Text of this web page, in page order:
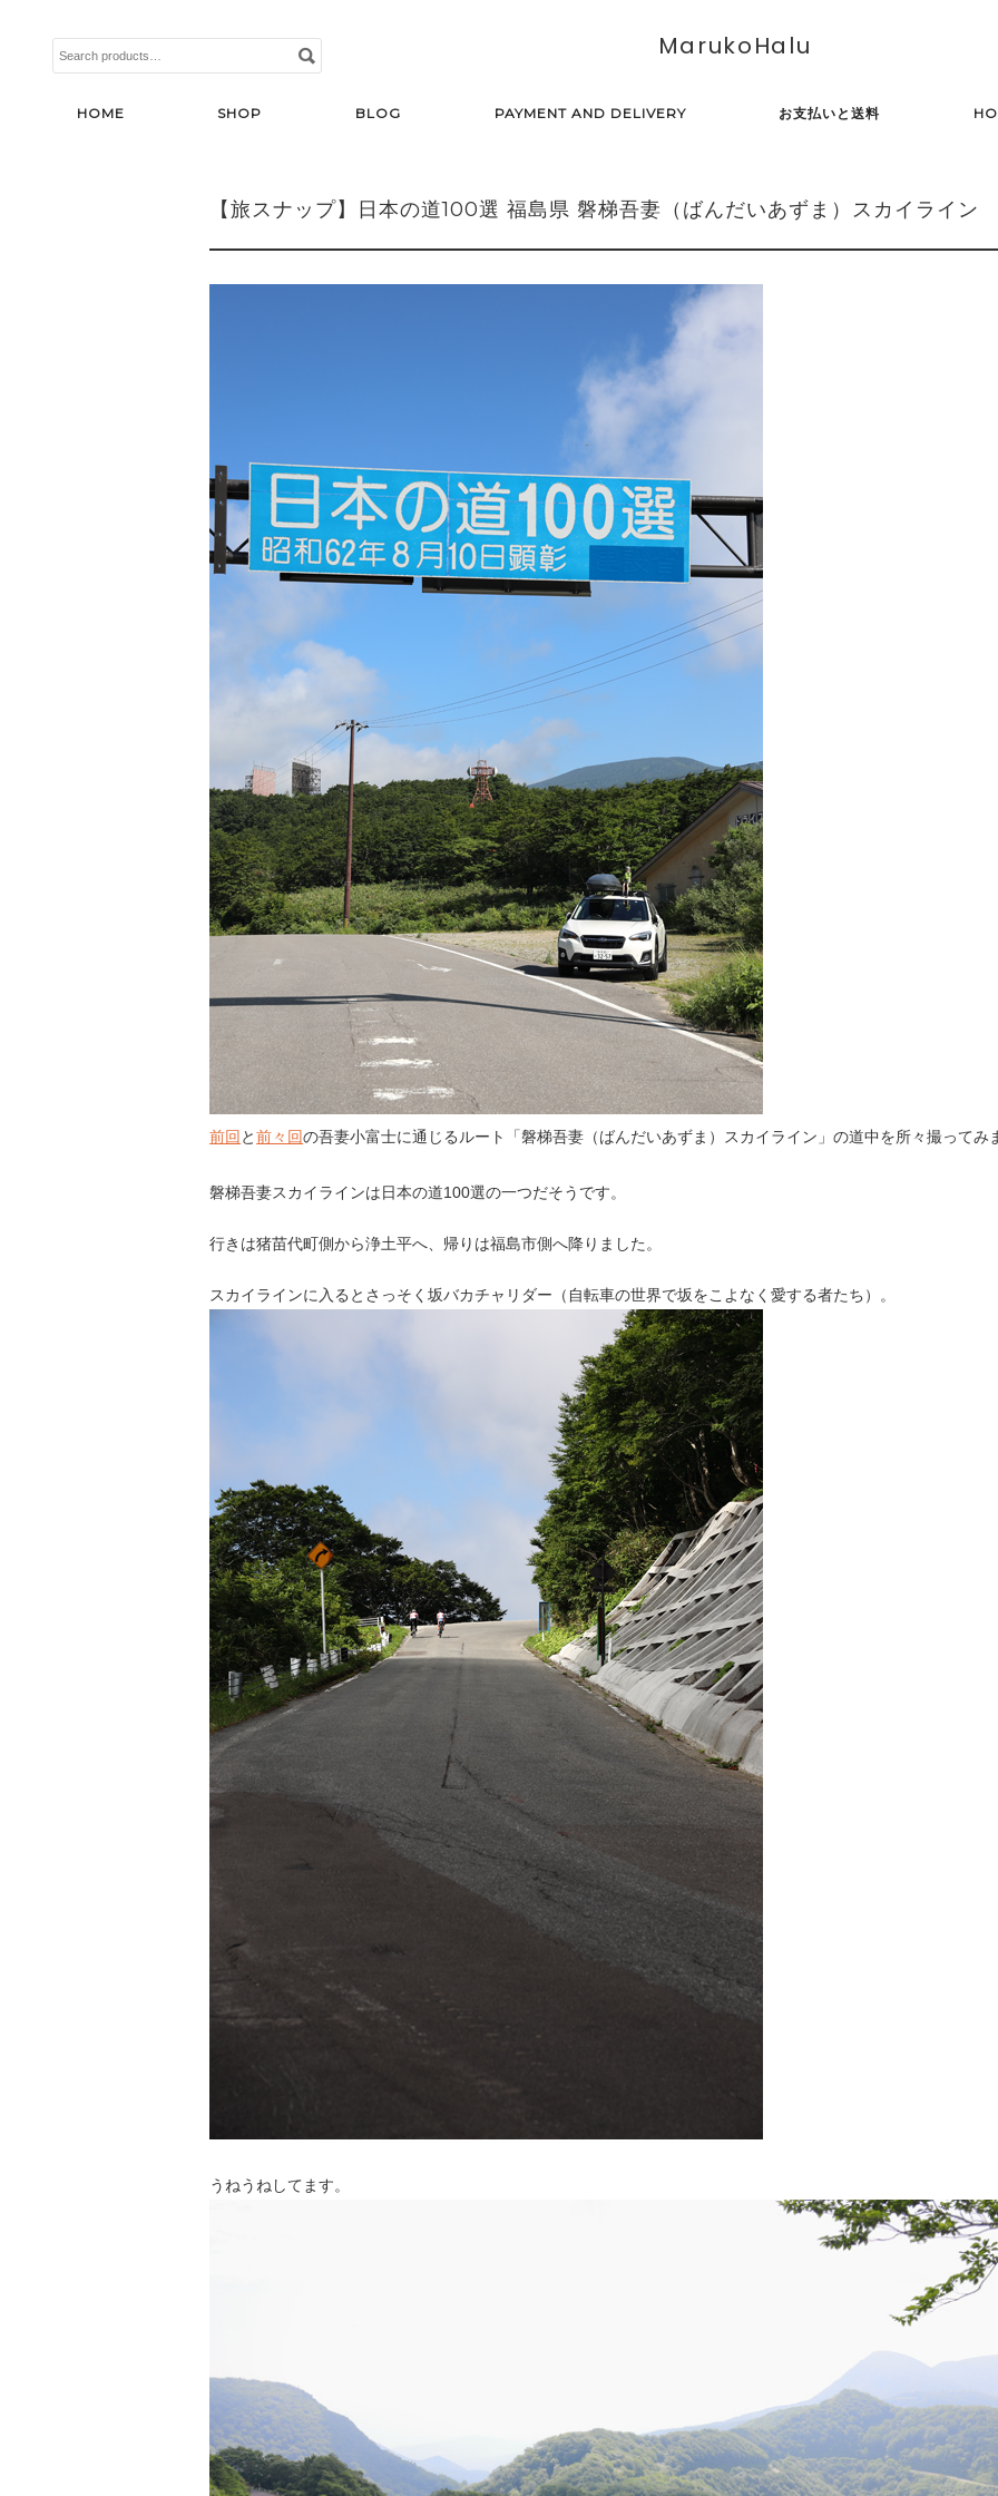
Search
for:
MarukoHalu
HOME SHOP BLOG PAYMENT AND DELIVERY お支払いと送料
【旅スナップ】日本の道100選 福島県 磐梯吾妻（ばんだいあずま）スカイライン
前回 と前々回の吾妻小富士に通じるルート「磐梯吾妻（ばんだいあずま）スカイライン」の道中を所々撮ってみ
磐梯吾妻スカイラインは日本の道100選の一つだそうです。
行きは猪苗代町側から浄土平へ、帰りは福島市側へ降りました。
スカイラインに入るとさっそく坂バカチャリダー（自転車の世界で坂をこよなく愛する者たち）。
うねうねしてます。